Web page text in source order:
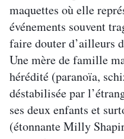
maquettes où elle
événements souvent
faire douter d’ailleurs
Une mère de famille
hérédité (paranoïa,
déstabilisée par
ses deux enfants et
(étonnante Milly